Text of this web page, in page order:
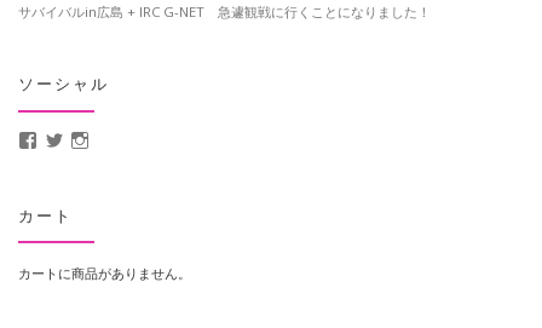
サバイバルin広島 + IRC G-NET 急遽観戦に行くことになりました！
ソーシャル
MotoCrusader さんのプロフィールを Facebook で表示
@MotoCrusader さんのプロフィールを Twitter で表示
カート
カートに商品がありません。